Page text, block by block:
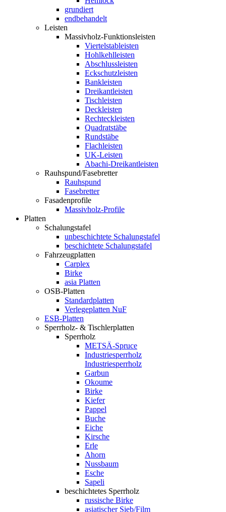
grundiert
endbehandelt
Leisten
Massivholz-Funktionsleisten
Viertelstableisten
Hohlkehlleisten
Abschlussleisten
Eckschutzleisten
Bankleisten
Dreikantleisten
Tischleisten
Deckleisten
Rechteckleisten
Quadratstäbe
Rundstäbe
Flachleisten
UK-Leisten
Abachi-Dreikantleisten
Rauhspund/Fasebretter
Rauhspund
Fasebretter
Fasadenprofile
Massivholz-Profile
Platten
Schalungstafel
unbeschichtete Schalungstafel
beschichtete Schalungstafel
Fahrzeugplatten
Carplex
Birke
asia Platten
OSB-Platten
Standardplatten
Verlegeplatten NuF
ESB-Platten
Sperrholz- & Tischlerplatten
Sperrholz
METSÄ-Spruce
Industriesperrholz
Industriesperrholz
Garbun
Okoume
Birke
Kiefer
Pappel
Buche
Eiche
Kirsche
Erle
Ahorn
Nussbaum
Esche
Sapeli
beschichtetes Sperrholz
russische Birke
asiatischer Sieb/Film